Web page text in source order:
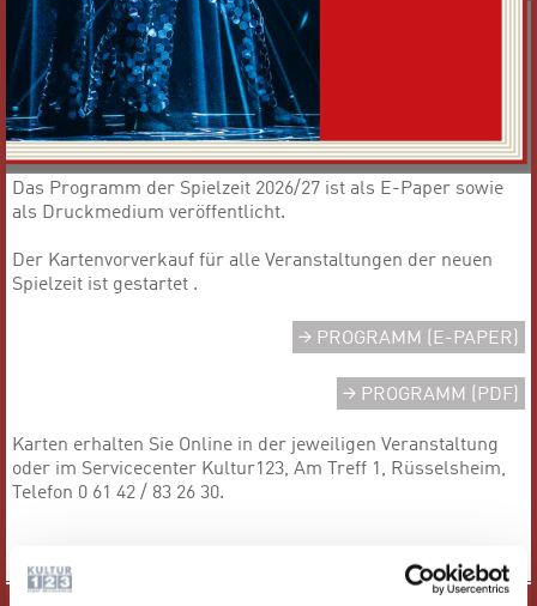
Das Programm der Spielzeit 2026/27 ist als E-Paper sowie
als Druckmedium veröffentlicht.
Der Kartenvorverkauf für alle Veranstaltungen der neuen
Spielzeit ist gestartet .
PROGRAMM (E-PAPER)
PROGRAMM (PDF)
Karten erhalten Sie Online in der jeweiligen Veranstaltung
oder im Servicecenter Kultur123, Am Treff 1, Rüsselsheim,
Telefon 0 61 42 / 83 26 30.